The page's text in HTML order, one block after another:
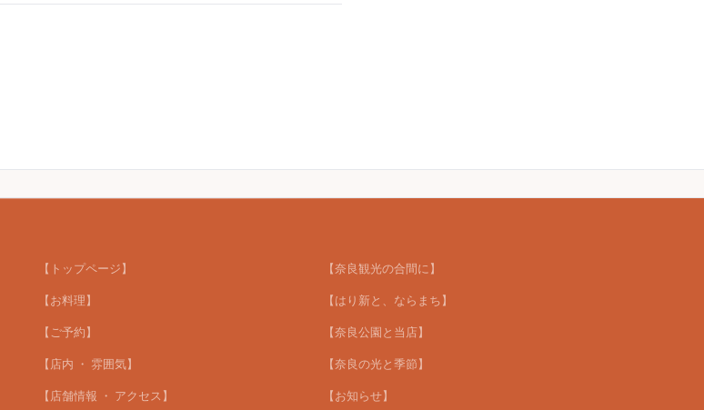
【トップページ】
【お料理】
【ご予約】
【店内 ・ 雰囲気】
【店舗情報 ・ アクセス】
【奈良観光の合間に】
【はり新と、ならまち】
【奈良公園と当店】
【奈良の光と季節】
【お知らせ】